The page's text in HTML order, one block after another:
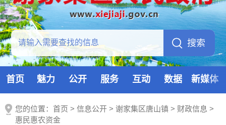
首页 魅力 公开 服务 互动 数据 新媒体
您的位置： 首页 > 信息公开 > 谢家集区唐山镇 > 财政信息 >
惠民惠农资金